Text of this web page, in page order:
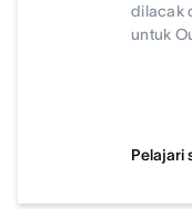
dilacak
untuk
Pelajari